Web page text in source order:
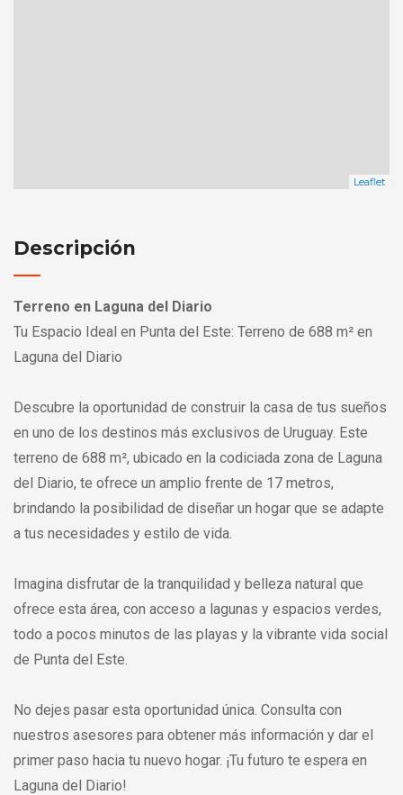
Leaflet
Descripción
Terreno en Laguna del Diario
Tu Espacio Ideal en Punta del Este: Terreno de 688 m² en
Laguna del Diario
Descubre la oportunidad de construir la casa de tus sueños
en uno de los destinos más exclusivos de Uruguay. Este
terreno de 688 m², ubicado en la codiciada zona de Laguna
del Diario, te ofrece un amplio frente de 17 metros,
brindando la posibilidad de diseñar un hogar que se adapte
a tus necesidades y estilo de vida.
Imagina disfrutar de la tranquilidad y belleza natural que
ofrece esta área, con acceso a lagunas y espacios verdes,
todo a pocos minutos de las playas y la vibrante vida social
de Punta del Este.
No dejes pasar esta oportunidad única. Consulta con
nuestros asesores para obtener más información y dar el
primer paso hacia tu nuevo hogar. ¡Tu futuro te espera en
Laguna del Diario!